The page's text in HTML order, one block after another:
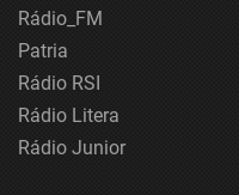
Rádio_FM
Patria
Rádio RSI
Rádio Litera
Rádio Junior